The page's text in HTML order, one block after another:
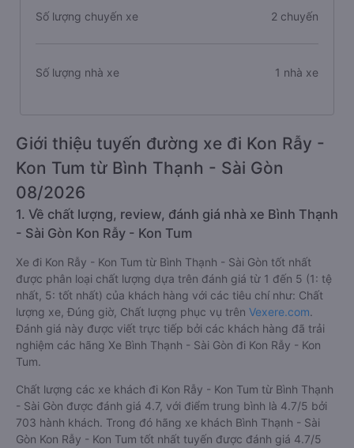
Số lượng chuyến xe 2 chuyến
Số lượng nhà xe 1 nhà xe
Giới thiệu tuyến đường xe đi Kon Rẫy -
Kon Tum từ Bình Thạnh - Sài Gòn
08/2026
1. Về chất lượng, review, đánh giá nhà xe Bình Thạnh
- Sài Gòn Kon Rẫy - Kon Tum
Xe đi Kon Rẫy - Kon Tum từ Bình Thạnh - Sài Gòn tốt nhất
được phân loại chất lượng dựa trên đánh giá từ 1 đến 5 (1: tệ
nhất, 5: tốt nhất) của khách hàng với các tiêu chí như: Chất
lượng xe, Đúng giờ, Chất lượng phục vụ trên Vexere.com.
Đánh giá này được viết trực tiếp bởi các khách hàng đã trải
nghiệm các hãng Xe Bình Thạnh - Sài Gòn đi Kon Rẫy - Kon
Tum.
Chất lượng các xe khách đi Kon Rẫy - Kon Tum từ Bình Thạnh
- Sài Gòn được đánh giá 4.7, với điểm trung bình là 4.7/5 bởi
703 hành khách. Trong đó hãng xe khách Bình Thạnh - Sài
Gòn Kon Rẫy - Kon Tum tốt nhất tuyến được đánh giá 4.7/5